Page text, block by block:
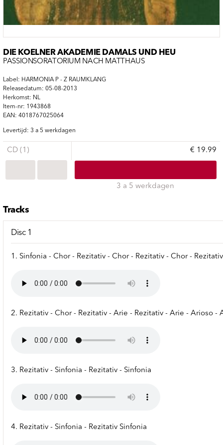
DIE KOELNER AKADEMIE DAMALS UND HEU
PASSIONSORATORIUM NACH MATTHAUS
Label: HARMONIA P - Z RAUMKLANG
Releasedatum: 05-08-2013
Herkomst: NL
Item-nr: 1943868
EAN: 4018767025064
Levertijd: 3 a 5 werkdagen
CD (1) € 19.99
3 a 5 werkdagen
Tracks
Disc 1
1. Sinfonia - Chor - Rezitativ - Chor - Rezitativ - Chor -
2. Rezitativ - Chor - Rezitativ - Arie - Rezitativ - Arie - Arioso -
3. Rezitativ - Sinfonia - Rezitativ - Sinfonia
4. Rezitativ - Sinfonia - Rezitativ Sinfonia